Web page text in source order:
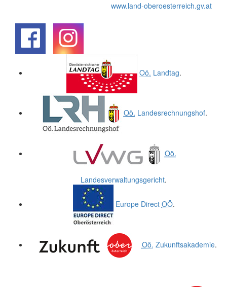
www.land-oberoesterreich.gv.at
Oö. Landtag.
Oö. Landesrechnungshof.
Oö.
Landesverwaltungsgericht.
Europe Direct OÖ.
Oö. Zukunftsakademie.